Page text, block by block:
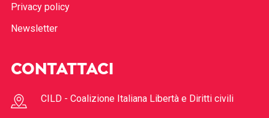
Privacy policy
Newsletter
CONTATTACI
CILD - Coalizione Italiana Libertà e Diritti civili